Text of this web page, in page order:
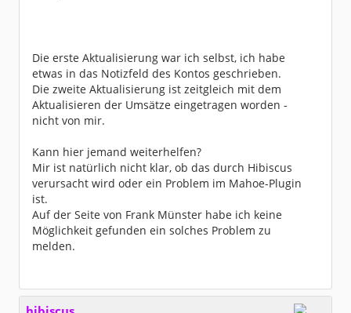
Die erste Aktualisierung war ich selbst, ich habe
etwas in das Notizfeld des Kontos geschrieben.
Die zweite Aktualisierung ist zeitgleich mit dem
Aktualisieren der Umsätze eingetragen worden -
nicht von mir.
Kann hier jemand weiterhelfen?
Mir ist natürlich nicht klar, ob das durch Hibiscus
verursacht wird oder ein Problem im Mahoe-Plugin
ist.
Auf der Seite von Frank Münster habe ich keine
Möglichkeit gefunden ein solches Problem zu
melden.